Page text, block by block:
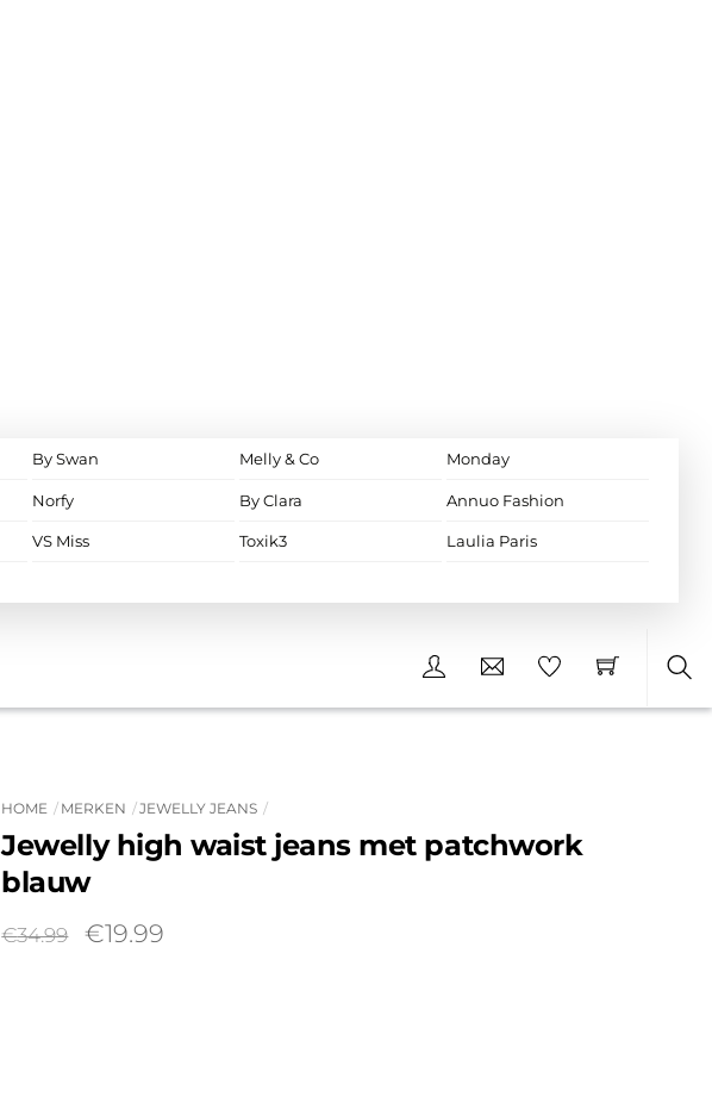
By Swan Melly & Co Monday
Norfy By Clara Annuo Fashion
VS Miss Toxik3 Laulia Paris
HOME MERKEN JEWELLY JEANS
Jewelly high waist jeans met patchwork
blauw
€34.99
Oorspronkelijke
€19.99Huidige